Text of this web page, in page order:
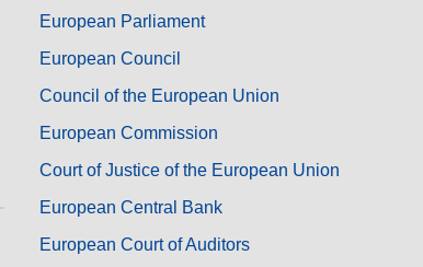
European Parliament
European Council
Council of the European Union
European Commission
Court of Justice of the European Union
European Central Bank
European Court of Auditors